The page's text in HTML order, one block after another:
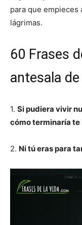
para que empieces
lágrimas.
60 Frases
antesala
1. Si pudiera vivir
cómo terminaría te
2. Ni tú eras para